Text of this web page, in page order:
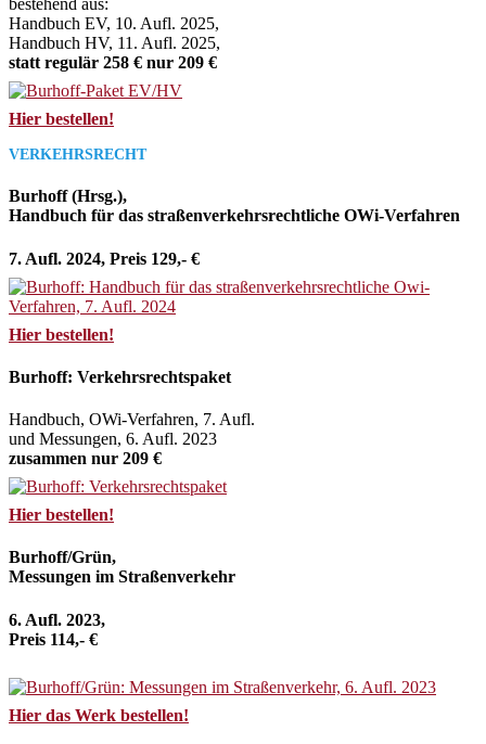
bestehend aus:
Handbuch EV, 10. Aufl. 2025,
Handbuch HV, 11. Aufl. 2025,
statt regulär 258 € nur 209 €
Hier bestellen!
VERKEHRSRECHT
Burhoff (Hrsg.),
Handbuch für das straßenverkehrsrechtliche OWi-Verfahren
7. Aufl. 2024, Preis 129,- €
Hier bestellen!
Burhoff: Verkehrsrechtspaket
Handbuch, OWi-Verfahren, 7. Aufl.
und Messungen, 6. Aufl. 2023
zusammen nur 209 €
Hier bestellen!
Burhoff/Grün,
Messungen im Straßenverkehr
6. Aufl. 2023,
Preis 114,- €
Hier das Werk bestellen!